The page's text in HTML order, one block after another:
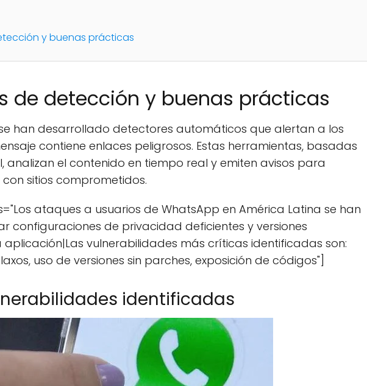
y buenas prácticas
de detección y buenas prácticas
han desarrollado detectores automáticos que alertan a los
contiene enlaces peligrosos. Estas herramientas, basadas
analizan el contenido en tiempo real y emiten avisos para
sitios comprometidos.
ataques a usuarios de WhatsApp en América Latina se han
configuraciones de privacidad deficientes y versiones
vulnerabilidades más críticas identificadas son:
uso de versiones sin parches, exposición de códigos"]
identificadas